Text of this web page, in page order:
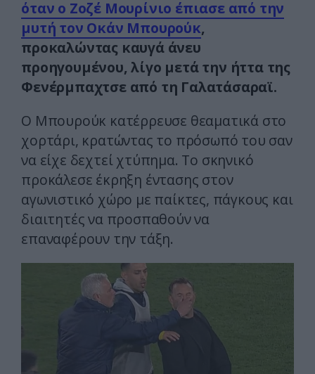
όταν ο Ζοζέ Μουρίνιο έπιασε από την
μυτή τον Οκάν Μπουρούκ,
προκαλώντας καυγά άνευ
προηγουμένου, λίγο μετά την ήττα της
Φενέρμπαχτσε από τη Γαλατάσαραϊ.
Ο Μπουρούκ κατέρρευσε θεαματικά στο
χορτάρι, κρατώντας το πρόσωπό του σαν
να είχε δεχτεί χτύπημα. Το σκηνικό
προκάλεσε έκρηξη έντασης στον
αγωνιστικό χώρο με παίκτες, πάγκους και
διαιτητές να προσπαθούν να
επαναφέρουν την τάξη.